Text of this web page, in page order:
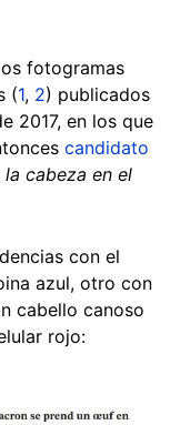
fotogramas
(1, 2) publicados
2017, en los que
candidato
la cabeza en el
con el
azul, otro con
cabello canoso
rojo: